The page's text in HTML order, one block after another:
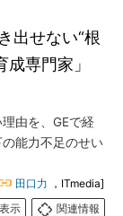
出せない“根
専門家」
由を、GEで経
能力不足のせい
田口力 ，ITmedia]
示
関連情報